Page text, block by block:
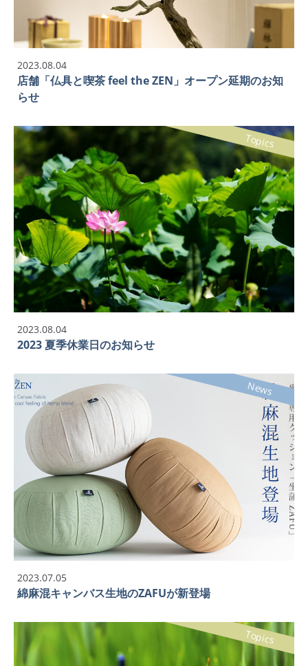
2023.08.04
店舗「仏具と喫茶 feel the ZEN」オープン延期のお知
らせ
2023.08.04
2023 夏季休業日のお知らせ
Topics
2023.07.05
綿麻混キャンバス生地のZAFUが新登場
News
Topics